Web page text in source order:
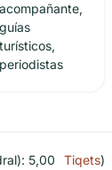
acompañante,
guías
turísticos,
periodistas
5,00
Tiqets)